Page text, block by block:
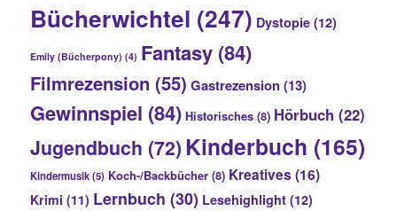
Bücherwichtel (247) Dystopie (12)
Emily (Bücherpony) (4) Fantasy (84)
Filmrezension (55) Gastrezension (13)
Gewinnspiel (84) Historisches (8) Hörbuch (22)
Jugendbuch (72)Kinderbuch (165)
Kindermusik(5) Koch-/Backbücher (8) Kreatives (16)
Krimi (11) Lernbuch (30) Lesehighlight (12)